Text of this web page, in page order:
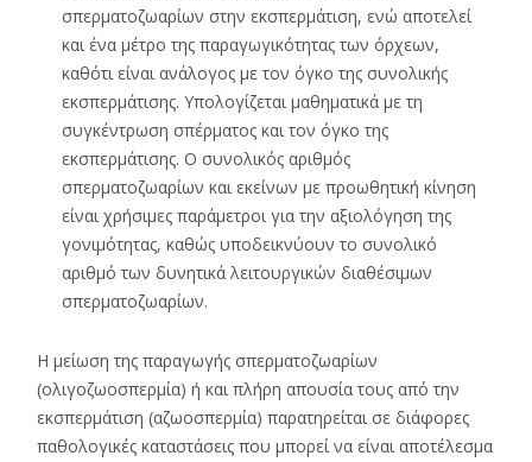
σπερματοζωαρίων στην εκσπερμάτιση, ενώ αποτελεί
και ένα μέτρο της παραγωγικότητας των όρχεων,
καθότι είναι ανάλογος με τον όγκο της συνολικής
εκσπερμάτισης. Υπολογίζεται μαθηματικά με τη
συγκέντρωση σπέρματος και τον όγκο της
εκσπερμάτισης. Ο συνολικός αριθμός
σπερματοζωαρίων και εκείνων με προωθητική κίνηση
είναι χρήσιμες παράμετροι για την αξιολόγηση της
γονιμότητας, καθώς υποδεικνύουν το συνολικό
αριθμό των δυνητικά λειτουργικών διαθέσιμων
σπερματοζωαρίων.
Η μείωση της παραγωγής σπερματοζωαρίων
(ολιγοζωοσπερμία) ή και πλήρη απουσία τους από την
εκσπερμάτιση (αζωοσπερμία) παρατηρείται σε διάφορες
παθολογικές καταστάσεις που μπορεί να είναι αποτέλεσμα